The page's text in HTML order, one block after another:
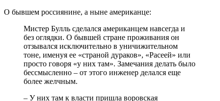
О бывшем россиянине, а ныне американце:
Мистер Булль сделался американцем навсегда и
без оглядки. О бывшей стране проживания он
отзывался исключительно в уничижительном
тоне, именуя ее «страной дураков», «Расеей» или
просто говоря «у них там». Замечания делать было
бессмысленно – от этого инженер делался еще
более желчным.
– У них там к власти пришла воровская